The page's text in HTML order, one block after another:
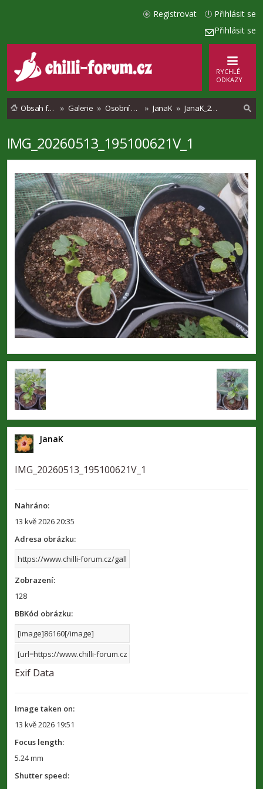
Přihlásit se
Přihlásit se
Registrovat
RYCHLÉ
ODKAZY
Obsah fóra Galerie Osobní alba JanaK JanaK_2026
e
IMG_20260513_195100621V_1
JanaK
IMG_20260513_195100621V_1
Nahráno:
13 kvě 2026 20:35
Adresa obrázku:
Zobrazení:
128
BBKód obrázku:
Exif Data
Image taken on:
13 kvě 2026 19:51
Focus length:
5.24 mm
Shutter speed: